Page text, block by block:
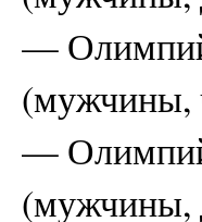
—
(мужчины,
—